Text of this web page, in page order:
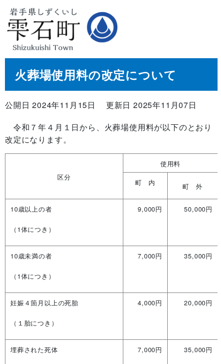
火葬場使用料の改定について
公開日 2024年11月15日
更新日 2025年11月07日
令和７年４月１日から、火葬場使用料が以下のとおり
改定になります。
区分
使用料
町 内
町 外
10歳以上の者
（1体につき）
9,000円 50,000円
10歳未満の者
（1体につき）
7,000円 35,000円
妊娠４箇月以上の死胎
（１胎につき）
4,000円 20,000円
埋葬された死体 7,000円 35,000円